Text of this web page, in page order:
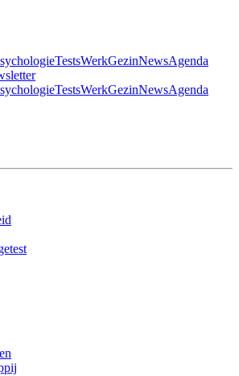
TestsWerkGezinNewsAgenda
TestsWerkGezinNewsAgenda